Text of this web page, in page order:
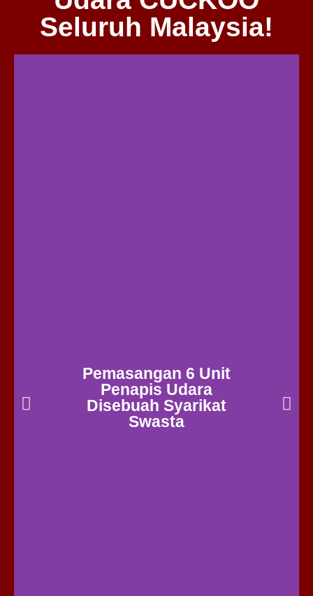
Seluruh Malaysia!
Pemasangan 6 Unit
Penapis Udara
Disebuah Syarikat
Swasta